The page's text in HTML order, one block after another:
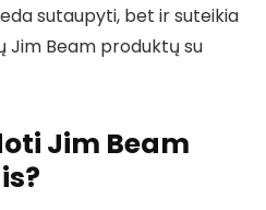
sutaupyti, bet ir suteikia
Jim Beam produktų su
Jim Beam